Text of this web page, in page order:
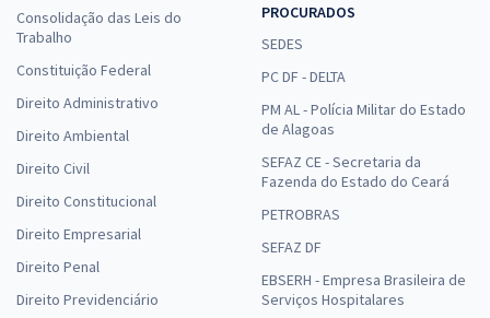
Consolidação das Leis do
Trabalho
Constituição Federal
Direito Administrativo
Direito Ambiental
Direito Civil
Direito Constitucional
Direito Empresarial
Direito Penal
Direito Previdenciário
PROCURADOS
SEDES
PC DF - DELTA
PM AL - Polícia Militar do Estado
de Alagoas
SEFAZ CE - Secretaria da
Fazenda do Estado do Ceará
PETROBRAS
SEFAZ DF
EBSERH - Empresa Brasileira de
Serviços Hospitalares